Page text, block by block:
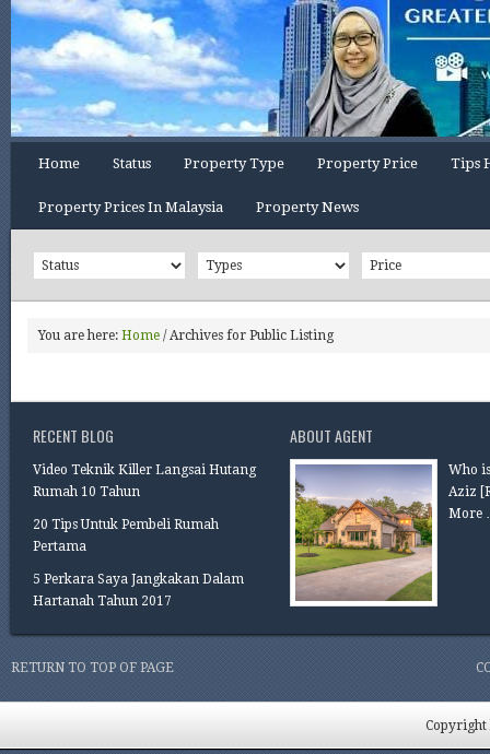
Home Status Property Type Property Price Tips
Property Prices In Malaysia Property News
You are here: Home / Archives for Public Listing
RECENT BLOG
Video Teknik Killer Langsai Hutang
Rumah 10 Tahun
20 Tips Untuk Pembeli Rumah
Pertama
5 Perkara Saya Jangkakan Dalam
Hartanah Tahun 2017
ABOUT AGENT
Who
Aziz
More
RETURN TO TOP OF PAGE
Copyright